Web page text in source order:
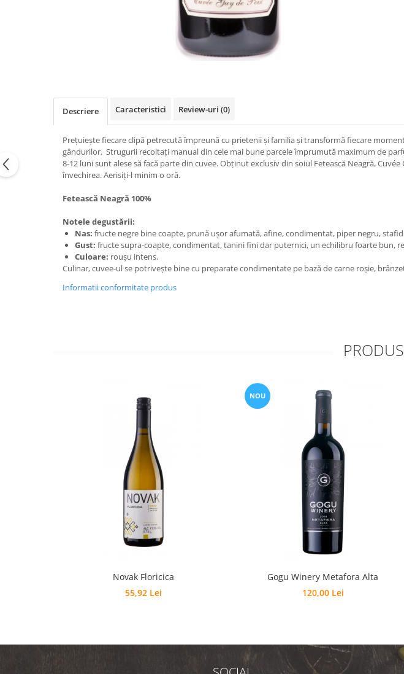
Descriere Caracteristici Review-uri (0)
Prețuiește fiecare clipă petrecută împreună cu prietenii și familia și transformă fiecare
gândurilor. Strugurii recoltaţi manual din cele mai bune parcele împrumută maximum de
8-12 luni sunt alese să facă parte din cuvee. Obținut exclusiv din soiul Fetească Neagră,
învechirea. Aerisiţi-l minim o oră.
Fetească Neagră 100%
Notele degustării:
Nas: fructe negre bine coapte, prună ușor afumată, afine, condimentat, piper negru,
Gust: fructe supra-coapte, condimentat, tanini fini dar puternici, un echilibru foarte bun,
Culoare: roușu intens.
Culinar, cuvee-ul se potriveşte bine cu preparate condimentate pe bază de carne roşie,
Informatii conformitate produs
Novak Floricica
55,92 Lei
NOU
Gogu Winery Metafora Alta
120,00 Lei